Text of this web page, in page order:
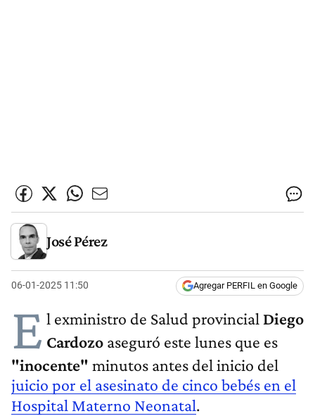
José Pérez
06-01-2025 11:50 Agregar PERFIL en Google
E l exministro de Salud provincial Diego
Cardozo aseguró este lunes que es
"inocente" minutos antes del inicio del
juicio por el asesinato de cinco bebés en el
Hospital Materno Neonatal.